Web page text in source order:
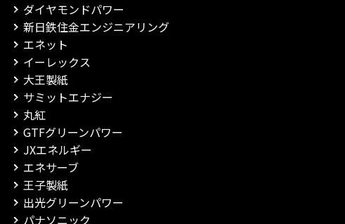
ダイヤモンドパワー
新日鉄住金エンジニアリング
エネット
イーレックス
大王製紙
サミットエナジー
丸紅
GTFグリーンパワー
JXエネルギー
エネサーブ
王子製紙
出光グリーンパワー
パナソニック